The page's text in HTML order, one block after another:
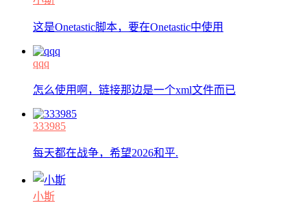
这是Onetastic脚本，要在Onetastic中使用
qqq
怎么使用啊，链接那边是一个xml文件而已
333985
每天都在战争，希望2026和平.
小斯